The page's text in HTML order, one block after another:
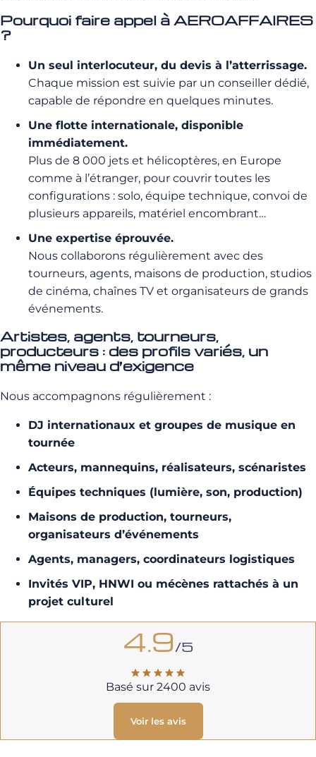
Pourquoi faire appel à AEROAFFAIRES
?
Un seul interlocuteur, du devis à l’atterrissage.
Chaque mission est suivie par un conseiller dédié,
capable de répondre en quelques minutes.
Une flotte internationale, disponible
immédiatement.
Plus de 8 000 jets et hélicoptères, en Europe
comme à l’étranger, pour couvrir toutes les
configurations : solo, équipe technique, convoi de
plusieurs appareils, matériel encombrant…
Une expertise éprouvée.
Nous collaborons régulièrement avec des
tourneurs, agents, maisons de production, studios
de cinéma, chaînes TV et organisateurs de grands
événements.
Artistes, agents, tourneurs,
producteurs : des profils variés, un
même niveau d’exigence
Nous accompagnons régulièrement :
DJ internationaux et groupes de musique en
tournée
Acteurs, mannequins, réalisateurs, scénaristes
Équipes techniques (lumière, son, production)
Maisons de production, tourneurs,
organisateurs d’événements
Agents, managers, coordinateurs logistiques
Invités VIP, HNWI ou mécènes rattachés à un
projet culturel
4.9/5
Basé sur 2400 avis
Voir les avis